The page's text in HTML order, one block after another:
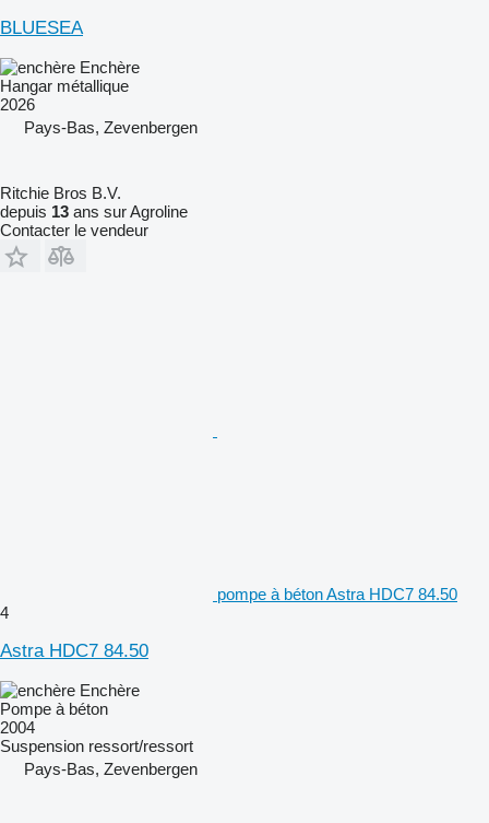
BLUESEA
Enchère
Hangar métallique
2026
Pays-Bas, Zevenbergen
Ritchie Bros B.V.
depuis 13 ans sur Agroline
Contacter le vendeur
pompe à béton Astra HDC7 84.50
4
Astra HDC7 84.50
Enchère
Pompe à béton
2004
Suspension ressort/ressort
Pays-Bas, Zevenbergen